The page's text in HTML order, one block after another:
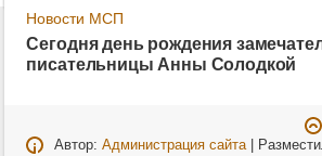
Новости МСП
Сегодня день рождения
писательницы Анны Солодкой
Автор: Администрация сайта|